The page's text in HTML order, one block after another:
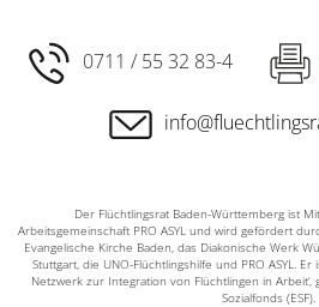
0711 / 55 32 83-4
Der Flüchtlingsrat Baden-Württemberg ist
Arbeitsgemeinschaft PRO ASYL und wird gefördert
Evangelische Kirche Baden, das Diakonische Werk
Stuttgart, die UNO-Flüchtlingshilfe und PRO ASYL.
Netzwerk zur Integration von Flüchtlingen in
Sozialfonds (ESF).